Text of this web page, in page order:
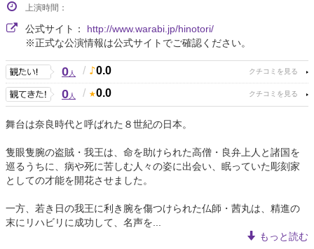
上演時間：
公式サイト： http://www.warabi.jp/hinotori/
※正式な公演情報は公式サイトでご確認ください。
0人 / 0.0
0人 / 0.0
舞台は奈良時代と呼ばれた８世紀の日本。
隻眼隻腕の盗賊・我王は、命を助けられた高僧・良弁上人と諸国を
巡るうちに、病や死に苦しむ人々の姿に出会い、眠っていた彫刻家
としての才能を開花させました。
一方、若き日の我王に利き腕を傷つけられた仏師・茜丸は、精進の
末にリハビリに成功して、名声を...
もっと読む